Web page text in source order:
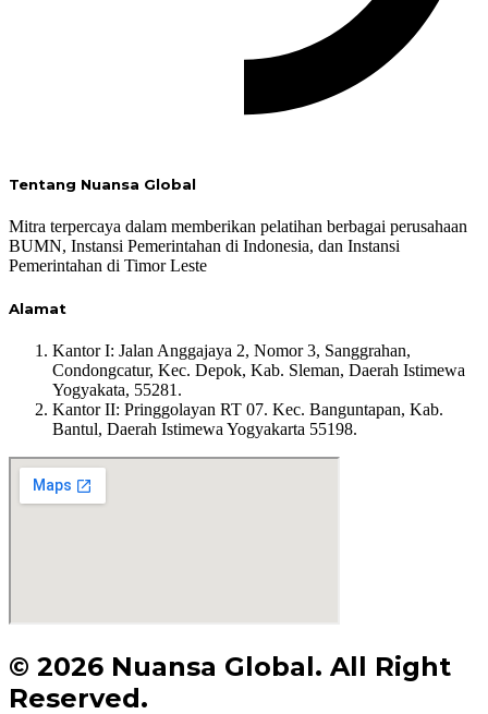
Tentang Nuansa Global
Mitra terpercaya dalam memberikan pelatihan berbagai perusahaan
BUMN, Instansi Pemerintahan di Indonesia, dan Instansi
Pemerintahan di Timor Leste
Alamat
Kantor I: Jalan Anggajaya 2, Nomor 3, Sanggrahan,
Condongcatur, Kec. Depok, Kab. Sleman, Daerah Istimewa
Yogyakata, 55281.
Kantor II: Pringgolayan RT 07. Kec. Banguntapan, Kab.
Bantul, Daerah Istimewa Yogyakarta 55198.
© 2026 Nuansa Global. All Right
Reserved.